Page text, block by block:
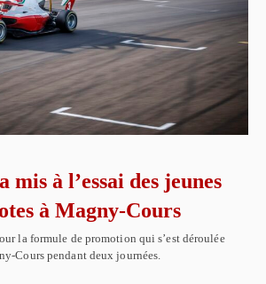
mis à l’essai des jeunes
à Magny-Cours
la formule de promotion qui s’est déroulée
Cours pendant deux journées.